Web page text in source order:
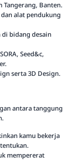
Banten.
alat pendukung
bidang desain
Seed&c,
serta 3D Design.
antara tanggung
kamu bekerja
mempererat